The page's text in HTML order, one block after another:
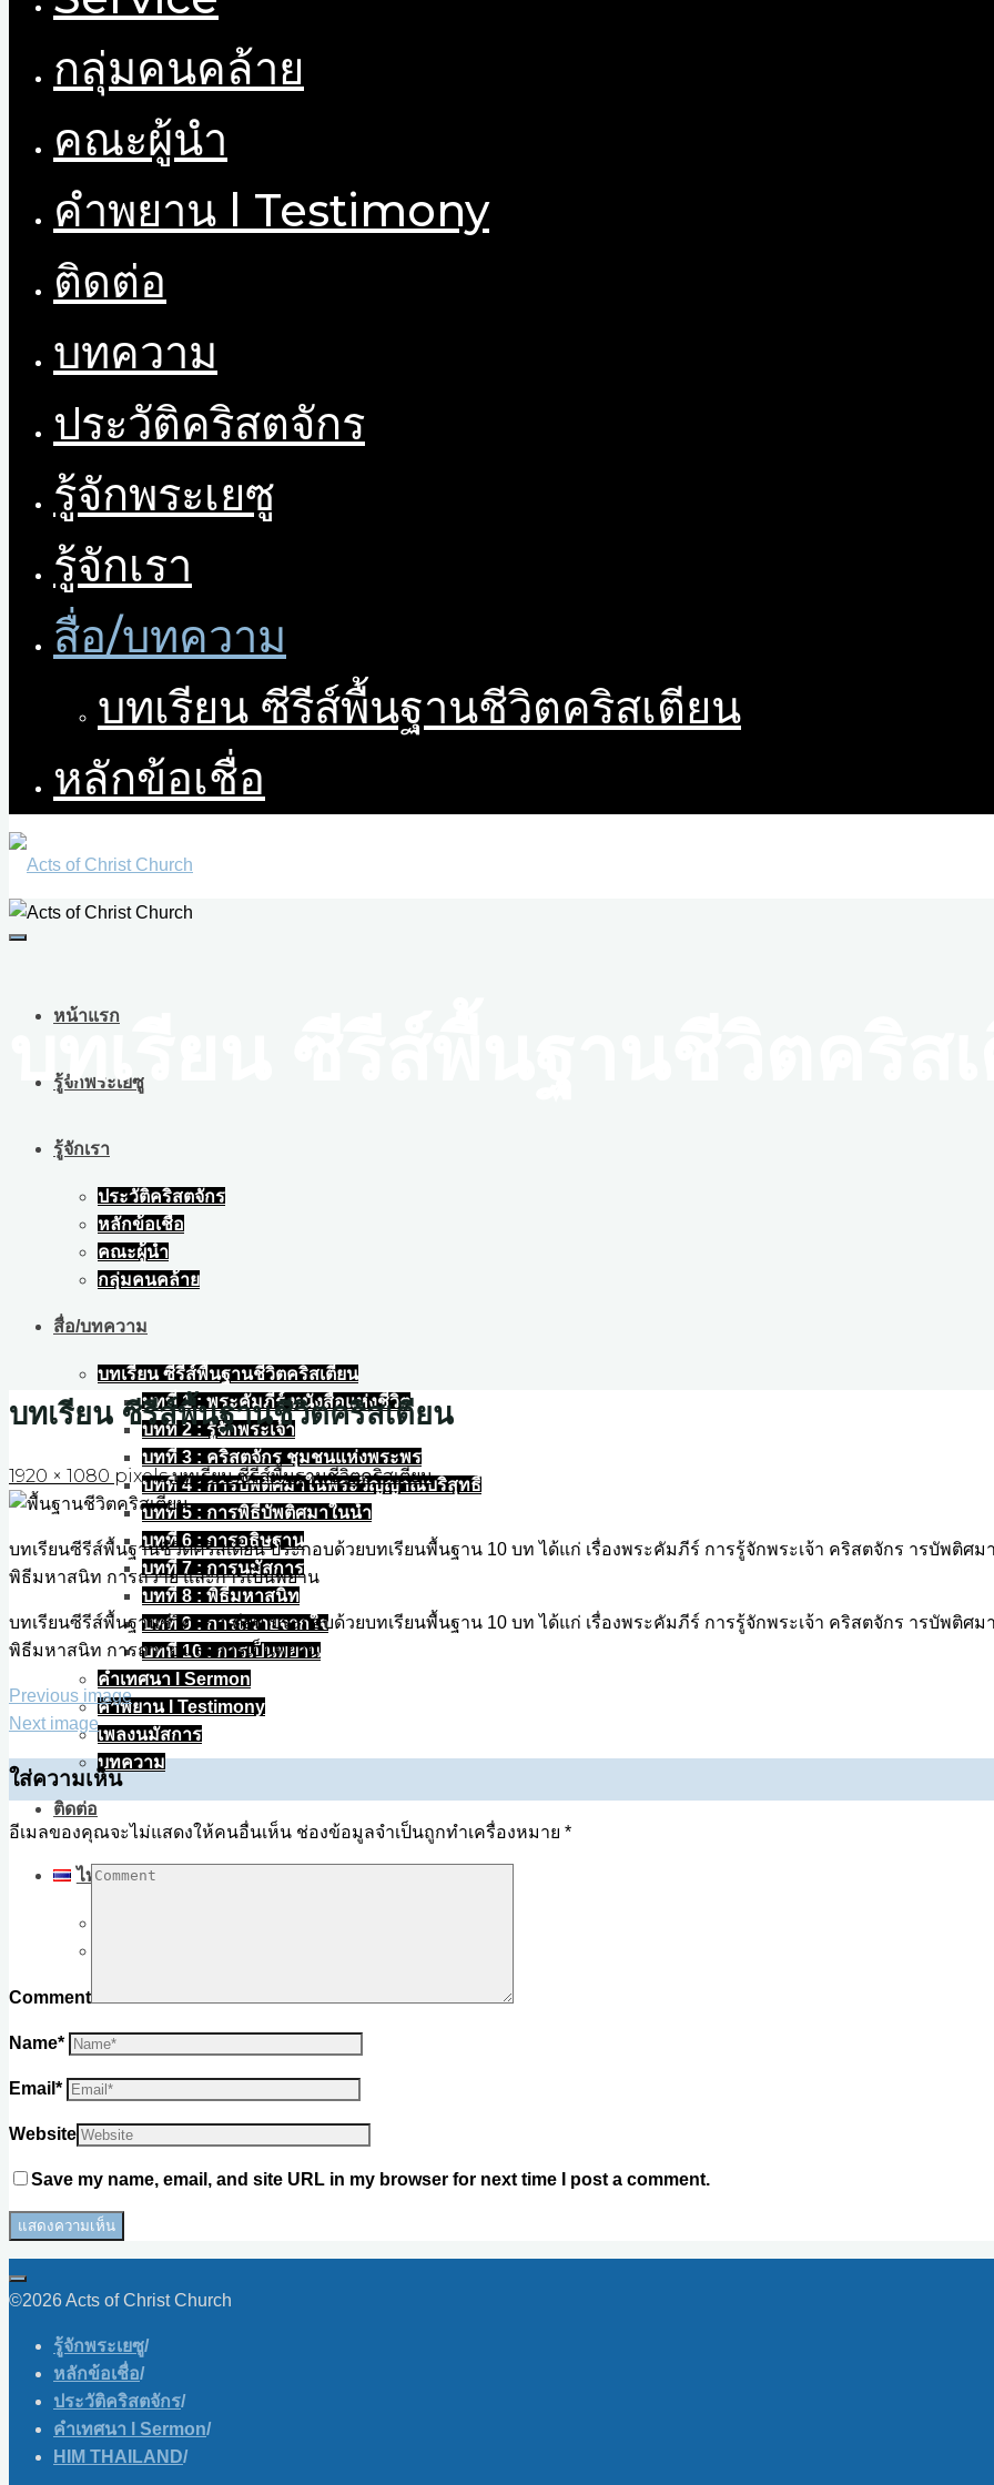
กลุ่มคนคล้าย
คณะผู้นำ
คำพยาน l Testimony
ติดต่อ
บทความ
ประวัติคริสตจักร
รู้จักพระเยซู
รู้จักเรา
สื่อ/บทความ
บทเรียน ซีรีส์พื้นฐานชีวิตคริสเตียน
หลักข้อเชื่อ
หน้าแรก
รู้จักพระเยซู
รู้จักเรา
ประวัติคริสตจักร
หลักข้อเชื่อ
คณะผู้นำ
กลุ่มคนคล้าย
สื่อ/บทความ
บทเรียน ซีรีส์พื้นฐานชีวิตคริสเตียน
บทที่ 1 : พระคัมภีร์ หนังสือแห่งชีวิต
บทที่ 2 : รู้จักพระเจ้า
บทที่ 3 : คริสตจักร ชุมชนแห่งพระพร
บทที่ 4 : การบัพติศมาในพระวิญญาณบริสุทธิ์
บทที่ 5 : การพิธีบัพติศมาในน้ำ
บทที่ 6 : การอธิษฐาน
บทที่ 7 : การนมัสการ
บทที่ 8 : พิธีมหาสนิท
บทที่ 9 : การถวายจากใจ
บทที่ 10 : การเป็นพยาน
คำเทศนา l Sermon
คำพยาน l Testimony
เพลงนมัสการ
บทความ
ติดต่อ
ไทย
บทเรียน ซีรีส์พื้นฐานชีวิตคริสเ
บทเรียน ซีรีส์พื้นฐานชีวิตคริสเตียน
Full
size
1920 × 1080 pixels บทเรียน ซีรีส์พื้นฐานชีวิตคริสเตียน
บทเรียนซีรีส์พื้นฐานชีวิตคริสเตียน ประกอบด้วยบทเรียนพื้นฐาน 10 บท ได้แก่ เรื่องพระคัมภีร์ การรู้จักพระเจ้า คริสตจักร ารบัพ
พิธีมหาสนิท การถวาย และการเป็นพยาน
บทเรียนซีรีส์พื้นฐานชีวิตคริสเตียน ประกอบด้วยบทเรียนพื้นฐาน 10 บท ได้แก่ เรื่องพระคัมภีร์ การรู้จักพระเจ้า คริสตจักร ารบัพ
พิธีมหาสนิท การถวาย และการเป็นพยาน
Previous image
Next image
ใส่ความเห็น
อีเมลของคุณจะไม่แสดงให้คนอื่นเห็น ช่องข้อมูลจำเป็นถูกทำเครื่องหมาย *
Comment
Name*
Email *
Website
Save my name, email, and site URL in my browser for next time I post a comment.
©2026 Acts of Christ Church
รู้จักพระเยซู/
หลักข้อเชื่อ/
ประวัติคริสตจักร/
คำเทศนา l Sermon/
HIM THAILAND/